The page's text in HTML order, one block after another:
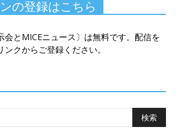
の登録はこちら
会とMICEニュース〕は無料です。配信を
クからご登録ください。